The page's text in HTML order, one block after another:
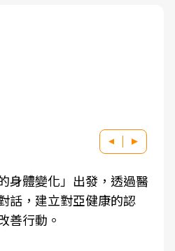
身體變化」出發，透過醫
話，建立對亞健康的認
善行動。